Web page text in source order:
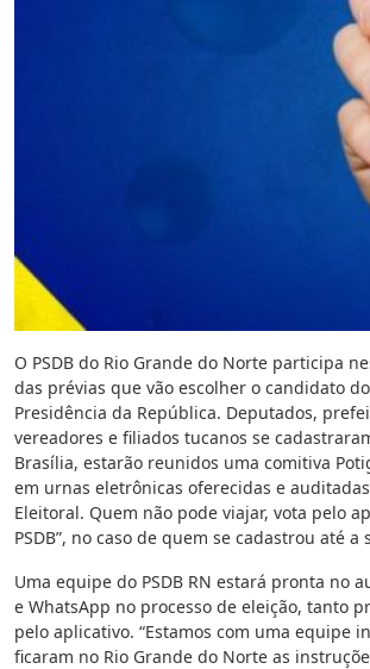
O PSDB do Rio Grande do Norte participa
das prévias que vão escolher o candidato
Presidência da República. Deputados,
vereadores e filiados tucanos se
Brasília, estarão reunidos uma comitiva
em urnas eletrônicas oferecidas e
Eleitoral. Quem não pode viajar, vota pelo
PSDB”, no caso de quem se cadastrou até a
Uma equipe do PSDB RN estará pronta no
e WhatsApp no processo de eleição, tanto
pelo aplicativo. “Estamos com uma equipe
ficaram no Rio Grande do Norte as